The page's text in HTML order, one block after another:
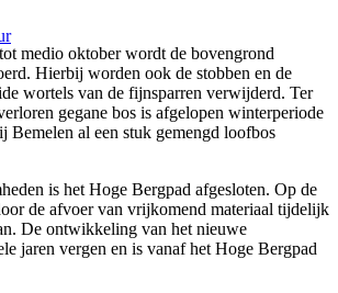
medio oktober wordt de bovengrond
Hierbij worden ook de stobben en de
wortels van de fijnsparren verwijderd. Ter
gegane bos is afgelopen winterperiode
Bemelen al een stuk gemengd loofbos
is het Hoge Bergpad afgesloten. Op de
de afvoer van vrijkomend materiaal tijdelijk
De ontwikkeling van het nieuwe
jaren vergen en is vanaf het Hoge Bergpad